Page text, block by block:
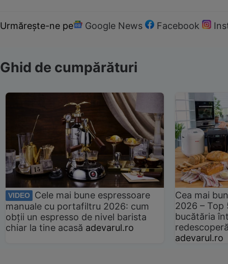
Urmărește-ne pe Google News Facebook
Ghid de cumpărături
VIDEO
Cele mai bune espressoare
manuale cu portafiltru 2026: cum
obții un espresso de nivel barista
chiar la tine acasă adevarul.ro
Cea mai
2026 –
bucătăria
adevarul.ro